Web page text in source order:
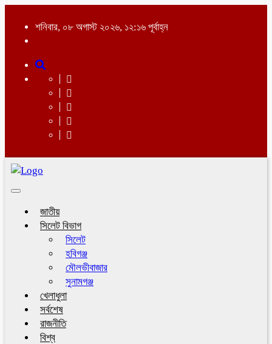
শনিবার, ০৮ অগাস্ট ২০২৬, ১২:১৬ পূর্বাহ্ন
Toggle
জাতীয়
সিলেট বিভাগ
সিলেট
হবিগঞ্জ
মৌলভীবাজার
সুনামগঞ্জ
খেলাধুলা
সর্বশেষ
রাজনীতি
বিশ্ব